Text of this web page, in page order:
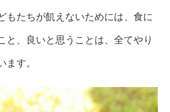
もたちが飢えないためには、食に
と、良いと思うことは、全てやり
ます。